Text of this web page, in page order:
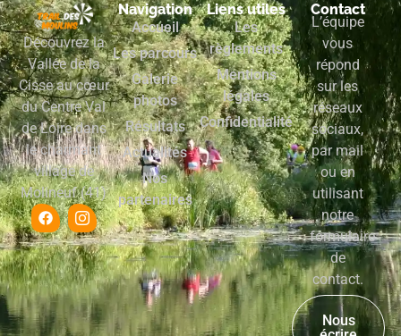
Découvrez la
Vallée de la
Cisse au cœur
du Centre Val
de Loire dans
le charmant
village de
Molineuf (41)
Navigation
Accueil
Les parcours
Galerie
photos
Résultats
Actualités
Nos
partenaires
Liens utiles
Les
règlements
Mentions
légales
Confidentialité
Contact
L’équipe
vous
répond
sur les
réseaux
sociaux,
par mail
ou en
utilisant
notre
formulaire
de
contact.
Nous